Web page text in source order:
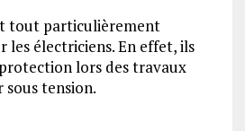
tout particulièrement
les électriciens. En effet, ils
lors des travaux
sous tension.